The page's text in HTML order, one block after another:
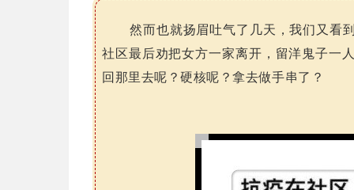
然而也就扬眉吐气了几天，我们又看到
社区最后劝把女方一家离开，留洋鬼子一
回那里去呢？硬核呢？拿去做手串了？